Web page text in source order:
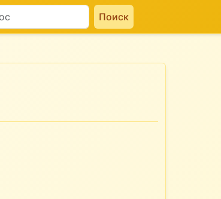
Поиск